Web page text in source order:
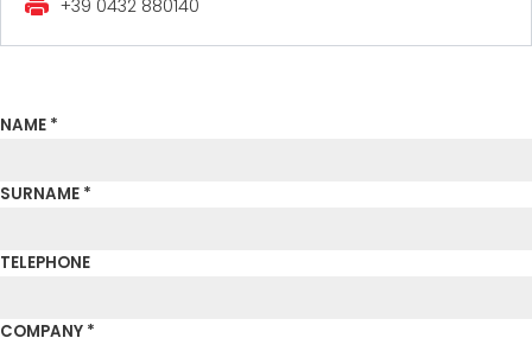
ZERTIFIZIERTE GEBRAUCHTANLAGE DER MEP GRUPPE
+39 0432 880140
NAME *
SURNAME *
TELEPHONE
COMPANY *